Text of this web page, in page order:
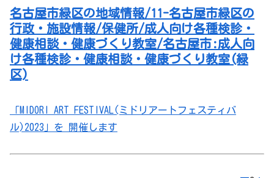
名古屋市緑区の地域情報/11-名古屋市緑区の
行政・施設情報/保健所/成人向け各種検診・
健康相談・健康づくり教室/名古屋市:成人向
け各種検診・健康相談・健康づくり教室(緑
区)
「MIDORI ART FESTIVAL(ミドリアートフェスティバ
ル)2023」を 開催します